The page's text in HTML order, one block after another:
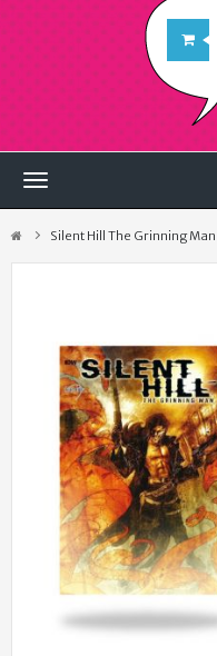
Navegación
Silent Hill The Grinning Man